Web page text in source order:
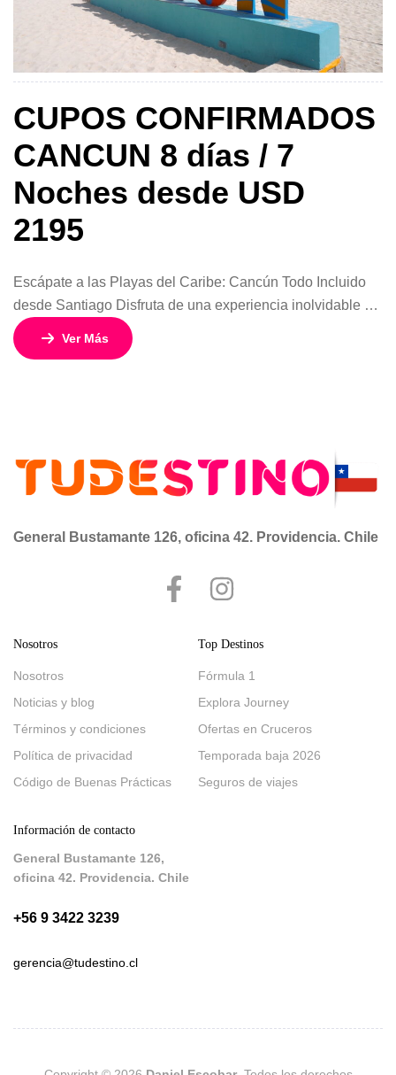
CUPOS CONFIRMADOS
CANCUN 8 días / 7
Noches desde USD
2195
Escápate a las Playas del Caribe: Cancún Todo Incluido
desde Santiago Disfruta de una experiencia inolvidable en
Cancún, uno de los destinos más espectaculares del
Caribe mexicano. Sus playas de arena blanca, aguas
Ver Más
General Bustamante 126, oficina 42. Providencia. Chile
Nosotros
Nosotros
Noticias y blog
Términos y condiciones
Política de privacidad
Código de Buenas Prácticas
Top Destinos
Fórmula 1
Explora Journey
Ofertas en Cruceros
Temporada baja 2026
Seguros de viajes
Información de contacto
General Bustamante 126,
oficina 42. Providencia. Chile
+56 9 3422 3239
gerencia@tudestino.cl